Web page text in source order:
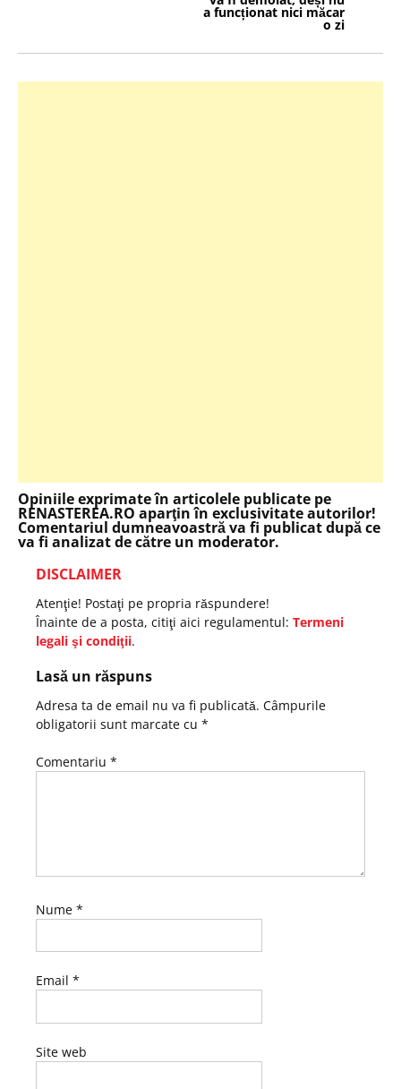
a funcționat nici măcar
o zi
Opiniile exprimate în articolele publicate pe
RENASTEREA.RO aparţin în exclusivitate autorilor!
Comentariul dumneavoastră va fi publicat după ce
va fi analizat de către un moderator.
DISCLAIMER
Atenţie! Postaţi pe propria răspundere!
Înainte de a posta, citiţi aici regulamentul: Termeni
legali şi condiţii.
Lasă un răspuns
Adresa ta de email nu va fi publicată. Câmpurile
obligatorii sunt marcate cu *
Comentariu *
Nume *
Email *
Site web